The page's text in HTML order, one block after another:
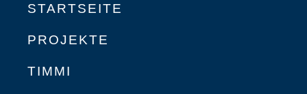
STARTSEITE
PROJEKTE
TIMMI